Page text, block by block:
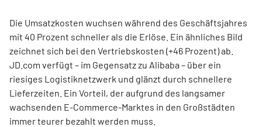
Die Umsatzkosten wuchsen während des Geschäftsjahres
mit 40 Prozent schneller als die Erlöse. Ein ähnliches Bild
zeichnet sich bei den Vertriebskosten (+46 Prozent) ab.
JD.com verfügt – im Gegensatz zu Alibaba – über ein
riesiges Logistiknetzwerk und glänzt durch schnellere
Lieferzeiten. Ein Vorteil, der aufgrund des langsamer
wachsenden E-Commerce-Marktes in den Großstädten
immer teurer bezahlt werden muss.